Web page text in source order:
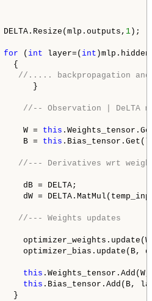
1 );
for ( int layer=( int
//..... backpropagation
//-- Observation | DeLTA
this
this
//--- Derivatives wrt
//--- Weights updates
this
this .Bias_tensor.Add(B,